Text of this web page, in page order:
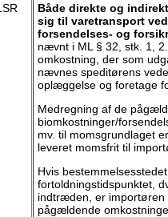
Både direkte og
sig til varetransport
forsendelses- og
nævnt i ML § 32, stk. 1,
omkostning, der som
nævnes speditørens
oplæggelse og foretage
Medregning af de
biomkostninger/
mv. til momsgrundlaget
leveret momsfrit til
Hvis
fortoldningstidspunktet,
indtræden, er importøren
pågældende